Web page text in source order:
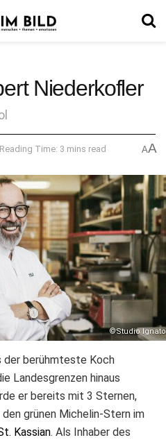
Niederkofler
Reading Time: 3 mins read AA
©Studio
berühmteste Koch
Landesgrenzen hinaus
er bereits mit 3 Sternen,
grünen Michelin-Stern im
Kassian. Als Inhaber des